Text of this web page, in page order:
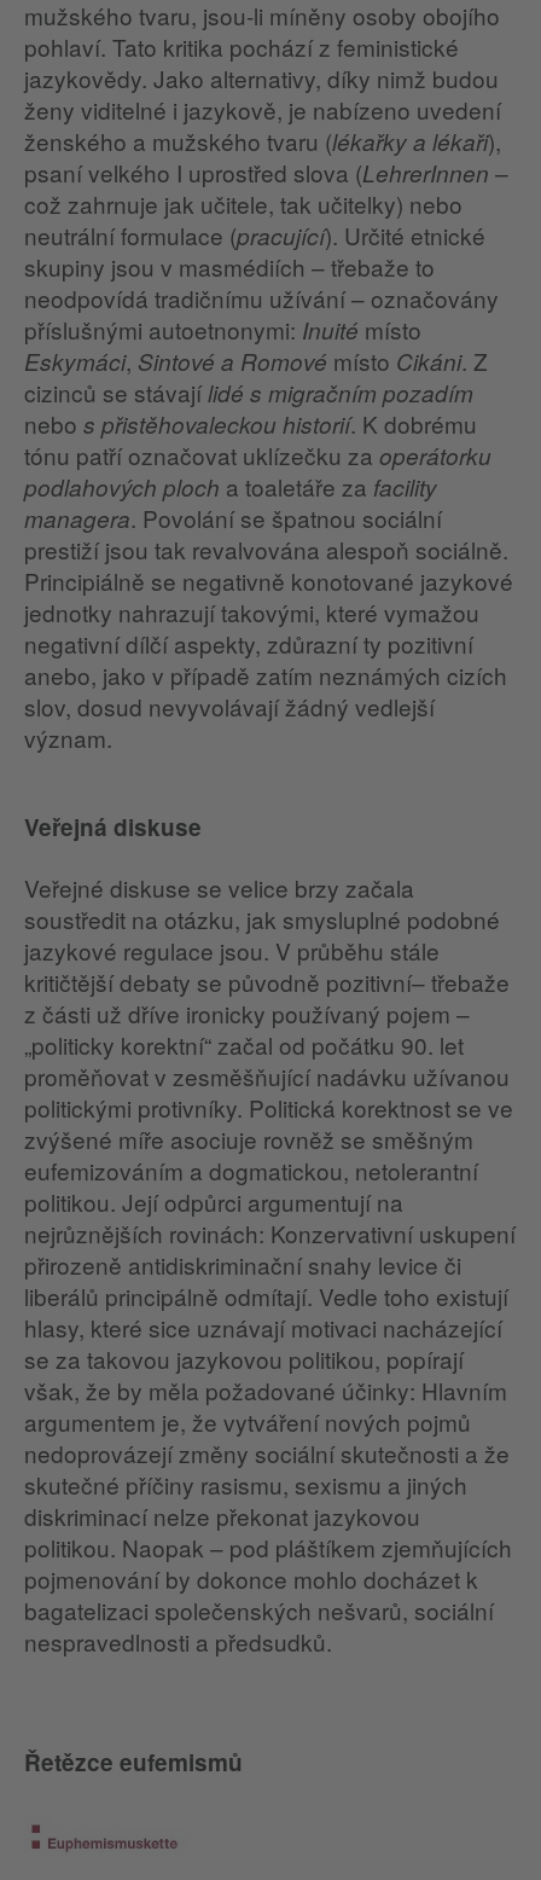
mužského tvaru, jsou-li míněny osoby obojího
pohlaví. Tato kritika pochází z feministické
jazykovědy. Jako alternativy, díky nimž budou
ženy viditelné i jazykově, je nabízeno uvedení
ženského a mužského tvaru (lékařky a lékaři),
psaní velkého I uprostřed slova (LehrerInnen –
což zahrnuje jak učitele, tak učitelky) nebo
neutrální formulace (pracující). Určité etnické
skupiny jsou v masmédiích – třebaže to
neodpovídá tradičnímu užívání – označovány
příslušnými autoetnonymi: Inuité místo
Eskymáci, Sintové a Romové místo Cikáni. Z
cizinců se stávajílidé s migračním pozadím
nebo s přistěhovaleckou historií. K dobrému
tónu patří označovat uklízečku za operátorku
podlahových ploch a toaletáře za facility
managera. Povolání se špatnou sociální
prestiží jsou tak revalvována alespoň sociálně.
Principiálně se negativně konotované jazykové
jednotky nahrazují takovými, které vymažou
negativní dílčí aspekty, zdůrazní ty pozitivní
anebo, jako v případě zatím neznámých cizích
slov, dosud nevyvolávají žádný vedlejší
význam.
Veřejná diskuse
Veřejné diskuse se velice brzy začala
soustředit na otázku, jak smysluplné podobné
jazykové regulace jsou. V průběhu stále
kritičtější debaty se původně pozitivní– třebaže
z části už dříve ironicky používaný pojem –
„politicky korektní“ začal od počátku 90. let
proměňovat v zesměšňující nadávku užívanou
politickými protivníky. Politická korektnost se ve
zvýšené míře asociuje rovněž se směšným
eufemizováním a dogmatickou, netolerantní
politikou. Její odpůrci argumentují na
nejrůznějších rovinách: Konzervativní uskupení
přirozeně antidiskriminační snahy levice či
liberálů principálně odmítají. Vedle toho existují
hlasy, které sice uznávají motivaci nacházející
se za takovou jazykovou politikou, popírají
však, že by měla požadované účinky: Hlavním
argumentem je, že vytváření nových pojmů
nedoprovázejí změny sociální skutečnosti a že
skutečné příčiny rasismu, sexismu a jiných
diskriminací nelze překonat jazykovou
politikou. Naopak – pod pláštíkem zjemňujících
pojmenování by dokonce mohlo docházet k
bagatelizaci společenských nešvarů, sociální
nespravedlnosti a předsudků.
Řetězce eufemismů